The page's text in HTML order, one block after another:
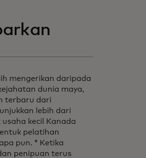
mengerikan daripada
dunia maya,
terbaru dari
lebih dari
kecil Kanada
pelatihan
pun. * Ketika
penipuan terus